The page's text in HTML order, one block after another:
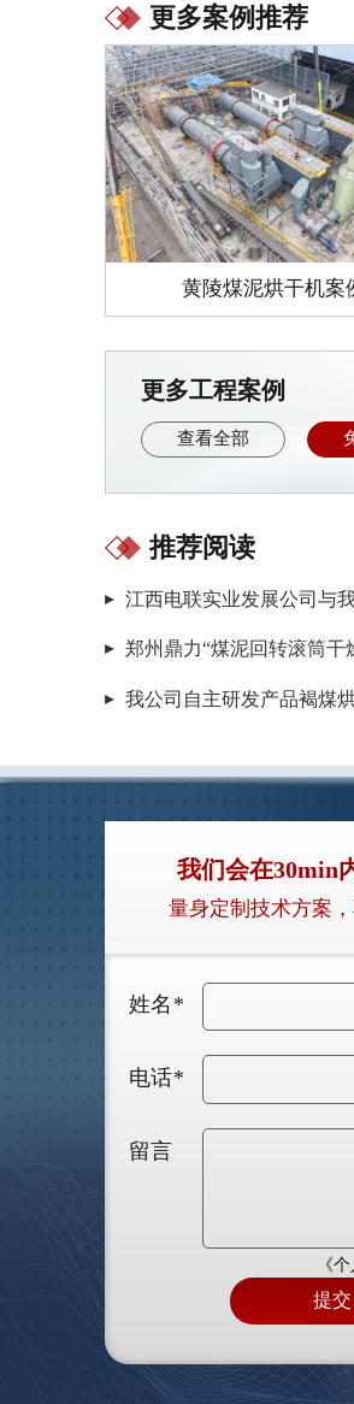
该条醋糟烘干
具有过硬的专
更多案例推荐
黄陵煤泥烘干机案
更多工程案例
查看全部
推荐阅读
我公司自主研发产品褐煤
我们会在30min
量身定制技术方案
姓名 *
电话*
留言
《
提交